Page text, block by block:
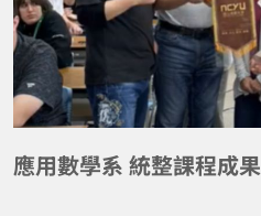
應用數學系 統整課程成果